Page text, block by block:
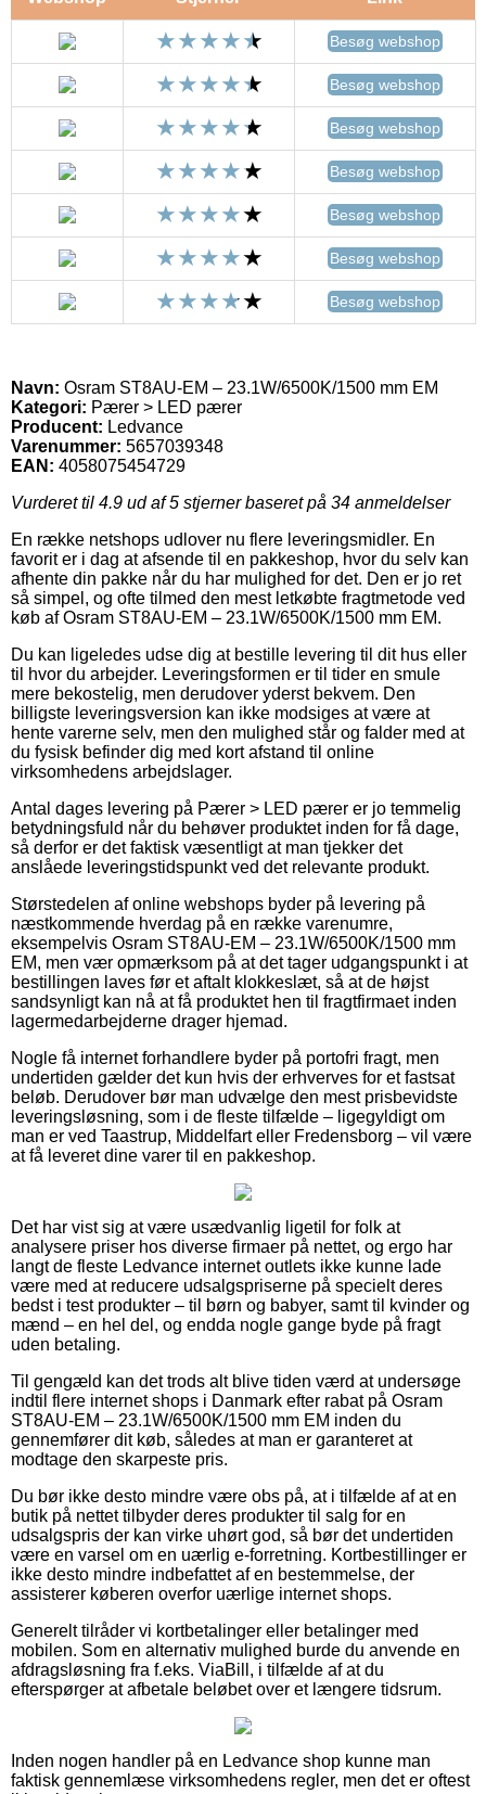
Besøg webshop
Besøg webshop
Besøg webshop
Besøg webshop
Besøg webshop
Besøg webshop
Besøg webshop
Navn: Osram ST8AU-EM – 23.1W/6500K/1500 mm EM
Kategori: Pærer > LED pærer
Producent: Ledvance
Varenummer: 5657039348
EAN: 4058075454729
Vurderet til 4.9 ud af 5 stjerner baseret på 34 anmeldelser
En række netshops udlover nu flere leveringsmidler. En
favorit er i dag at afsende til en pakkeshop, hvor du selv kan
afhente din pakke når du har mulighed for det. Den er jo ret
så simpel, og ofte tilmed den mest letkøbte fragtmetode ved
køb af Osram ST8AU-EM – 23.1W/6500K/1500 mm EM.
Du kan ligeledes udse dig at bestille levering til dit hus eller
til hvor du arbejder. Leveringsformen er til tider en smule
mere bekostelig, men derudover yderst bekvem. Den
billigste leveringsversion kan ikke modsiges at være at
hente varerne selv, men den mulighed står og falder med at
du fysisk befinder dig med kort afstand til online
virksomhedens arbejdslager.
Antal dages levering på Pærer > LED pærer er jo temmelig
betydningsfuld når du behøver produktet inden for få dage,
så derfor er det faktisk væsentligt at man tjekker det
anslåede leveringstidspunkt ved det relevante produkt.
Størstedelen af online webshops byder på levering på
næstkommende hverdag på en række varenumre,
eksempelvis Osram ST8AU-EM – 23.1W/6500K/1500 mm
EM, men vær opmærksom på at det tager udgangspunkt i at
bestillingen laves før et aftalt klokkeslæt, så at de højst
sandsynligt kan nå at få produktet hen til fragtfirmaet inden
lagermedarbejderne drager hjemad.
Nogle få internet forhandlere byder på portofri fragt, men
undertiden gælder det kun hvis der erhverves for et fastsat
beløb. Derudover bør man udvælge den mest prisbevidste
leveringsløsning, som i de fleste tilfælde – ligegyldigt om
man er ved Taastrup, Middelfart eller Fredensborg – vil være
at få leveret dine varer til en pakkeshop.
Det har vist sig at være usædvanlig ligetil for folk at
analysere priser hos diverse firmaer på nettet, og ergo har
langt de fleste Ledvance internet outlets ikke kunne lade
være med at reducere udsalgspriserne på specielt deres
bedst i test produkter – til børn og babyer, samt til kvinder og
mænd – en hel del, og endda nogle gange byde på fragt
uden betaling.
Til gengæld kan det trods alt blive tiden værd at undersøge
indtil flere internet shops i Danmark efter rabat på Osram
ST8AU-EM – 23.1W/6500K/1500 mm EM inden du
gennemfører dit køb, således at man er garanteret at
modtage den skarpeste pris.
Du bør ikke desto mindre være obs på, at i tilfælde af at en
butik på nettet tilbyder deres produkter til salg for en
udsalgspris der kan virke uhørt god, så bør det undertiden
være en varsel om en uærlig e-forretning. Kortbestillinger er
ikke desto mindre indbefattet af en bestemmelse, der
assisterer køberen overfor uærlige internet shops.
Generelt tilråder vi kortbetalinger eller betalinger med
mobilen. Som en alternativ mulighed burde du anvende en
afdragsløsning fra f.eks. ViaBill, i tilfælde af at du
efterspørger at afbetale beløbet over et længere tidsrum.
Inden nogen handler på en Ledvance shop kunne man
faktisk gennemlæse virksomhedens regler, men det er oftest